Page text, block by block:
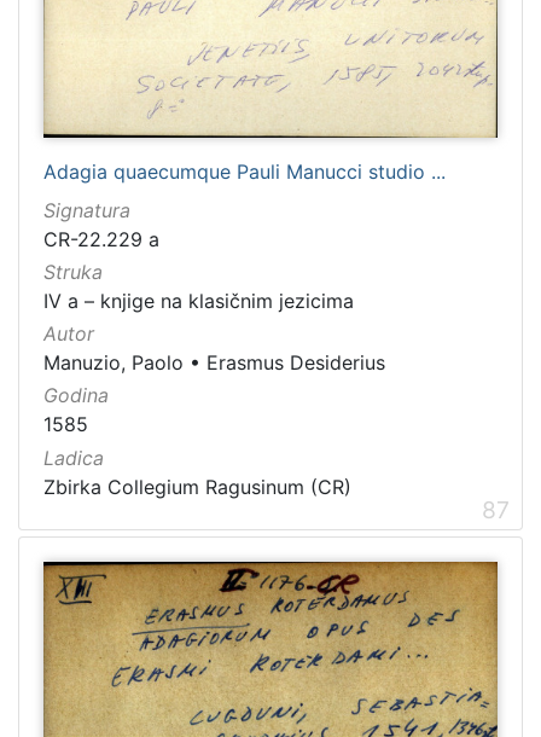
Adagia quaecumque Pauli Manucci studio ...
Signatura
CR-22.229 a
Struka
IV a – knjige na klasičnim jezicima
Autor
Manuzio, Paolo • Erasmus Desiderius
Godina
1585
Ladica
Zbirka Collegium Ragusinum (CR)
87